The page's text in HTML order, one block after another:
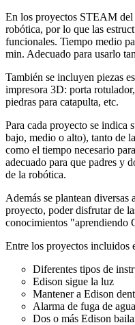
En los proyectos STEAM del
robótica, por lo que las
funcionales. Tiempo medio
min. Adecuado para usarlo
También se incluyen piezas
impresora 3D: porta
piedras para catapulta, etc.
Para cada proyecto se indica
bajo, medio o alto), tanto de
como el tiempo necesario
adecuado para que padres y
de la robótica.
Además se plantean
proyecto, poder disfrutar de
conocimientos "aprendiendo
Entre los proyectos incluidos
Diferentes tipos de
Edison sigue la luz
Mantener a Edison
Alarma de fuga de agua
Dos o más Edison